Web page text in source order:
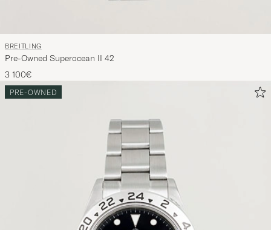
BREITLING
Pre-Owned Superocean II 42
3 100€
PRE-OWNED